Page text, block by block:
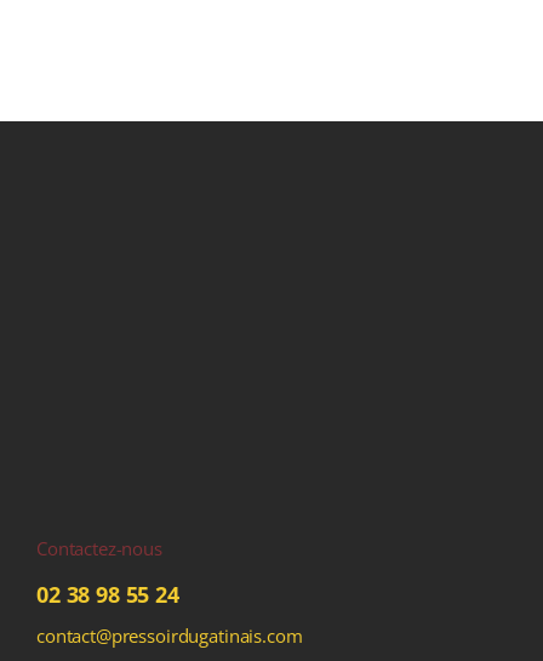
Contactez-nous
02 38 98 55 24
contact@pressoirdugatinais.com